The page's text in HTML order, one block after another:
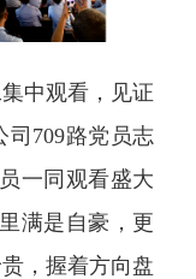
中观看，见证
司709路党员志
一同观看盛大
满是自豪，更
，握着方向盘